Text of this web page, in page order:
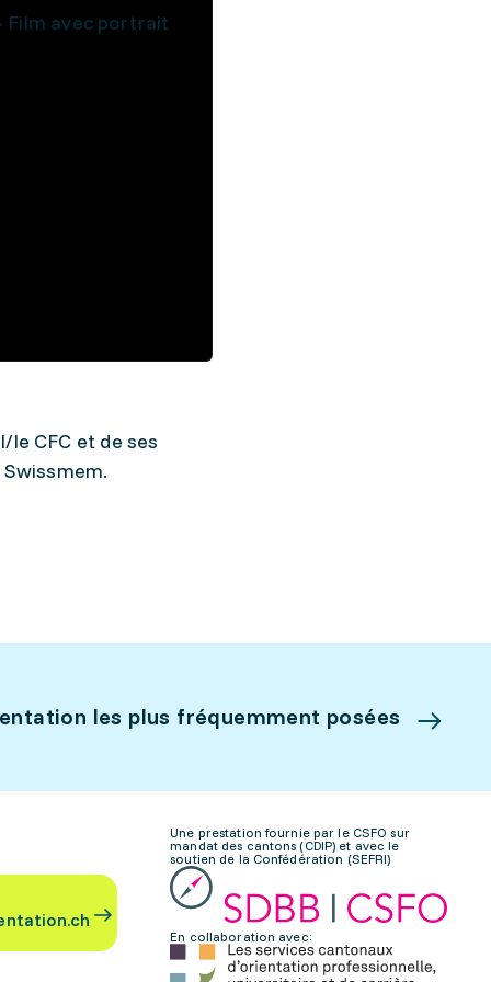
Film avec portrait
CFC et de ses
les plus fréquemment posées
Une prestation fournie par le CSFO sur
mandat des cantons (CDIP) et avec le
soutien de la Confédération (SEFRI)
En collaboration avec: